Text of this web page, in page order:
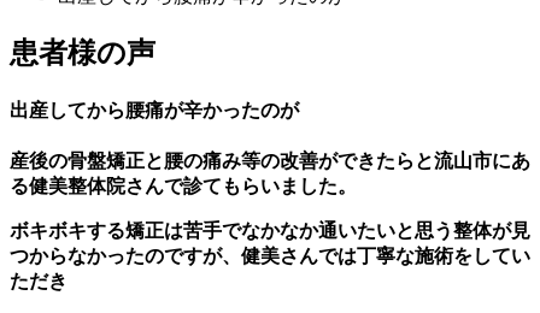
患者様の声
出産してから腰痛が辛かったのが
産後の骨盤矯正と腰の痛み等の改善ができたらと流山市にあ
る健美整体院さんで診てもらいました。
ボキボキする矯正は苦手でなかなか通いたいと思う整体が見
つからなかったのですが、健美さんでは丁寧な施術をしてい
ただき